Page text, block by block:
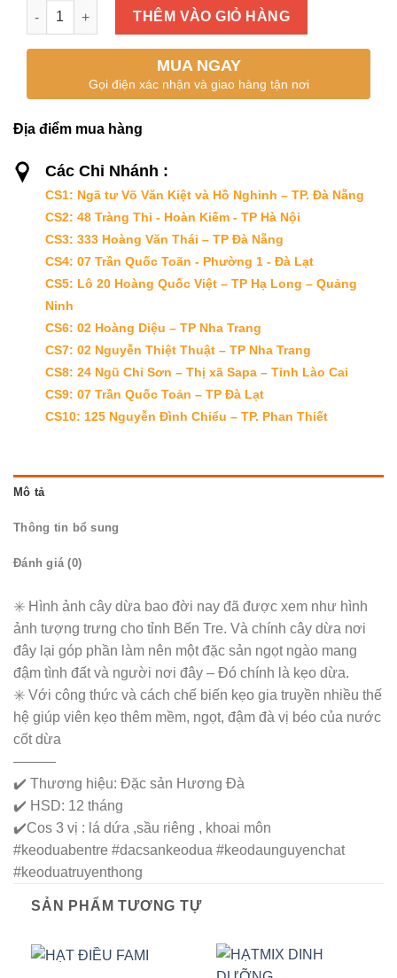
Kẹo dừa số lượng
THÊM VÀO GIỎ HÀNG
MUA NGAY
Gọi điện xác nhận và giao hàng tận nơi
Địa điểm mua hàng
Các Chi Nhánh :
CS1: Ngã tư Võ Văn Kiệt và Hồ Nghinh – TP. Đà Nẵng
CS2: 48 Tràng Thi - Hoàn Kiếm - TP Hà Nội
CS3: 333 Hoàng Văn Thái – TP Đà Nẵng
CS4: 07 Trần Quốc Toãn - Phường 1 - Đà Lạt
CS5: Lô 20 Hoàng Quốc Việt – TP Hạ Long – Quảng
Ninh
CS6: 02 Hoàng Diệu – TP Nha Trang
CS7: 02 Nguyễn Thiệt Thuật – TP Nha Trang
CS8: 24 Ngũ Chỉ Sơn – Thị xã Sapa – Tỉnh Lào Cai
CS9: 07 Trần Quốc Toản – TP Đà Lạt
CS10: 125 Nguyễn Đình Chiểu – TP. Phan Thiết
Mô tả
Thông tin bổ sung
Đánh giá (0)
✳️ Hình ảnh cây dừa bao đời nay đã được xem như hình
ảnh tượng trưng cho tỉnh Bến Tre. Và chính cây dừa nơi
đây lại góp phần làm nên một đặc sản ngọt ngào mang
đậm tình đất và người nơi đây – Đó chính là kẹo dừa.
✳️ Với công thức và cách chế biến kẹo gia truyền nhiều thế
hệ giúp viên kẹo thêm mềm, ngọt, đậm đà vị béo của nước
cốt dừa
———
✔️ Thương hiệu: Đặc sản Hương Đà
✔️ HSD: 12 tháng
✔️Cos 3 vị : lá dứa ,sầu riêng , khoai môn
#keoduabentre #dacsankeodua #keodaunguyenchat
#keoduatruyenthong
SẢN PHẨM TƯƠNG TỰ